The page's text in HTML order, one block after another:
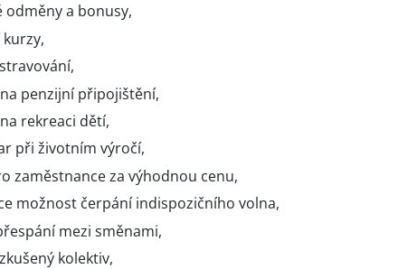
odměny a bonusy,
penzijní připojištění,
rekreaci dětí,
při životním výročí,
zaměstnance za výhodnou cenu,
možnost čerpání indispozičního volna,
mezi směnami,
kolektiv,